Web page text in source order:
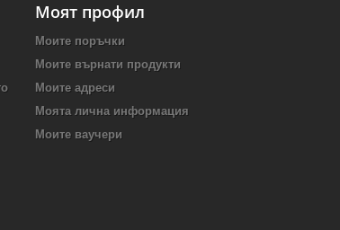
Моят профил
Моите поръчки
Моите върнати продукти
Моите адреси
Моята лична информация
Моите ваучери